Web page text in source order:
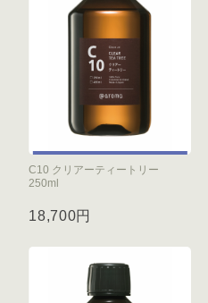
C10 クリアーティートリー
250ml
18,700円